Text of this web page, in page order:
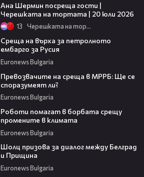
Ана Шермин посреща гости |
Черешката на тортата | 20 юли 2026
13 Черешката на тортата
Среща на върха за петролното
ембарго за Русия
Euronews Bulgaria
Превозвачите на среща в МРРБ: Ще се
споразумеят ли?
Euronews Bulgaria
Роботи помагат в борбата срещу
промените в климата
Euronews Bulgaria
Шолц призова за диалог между Белград
и Прищина
Euronews Bulgaria